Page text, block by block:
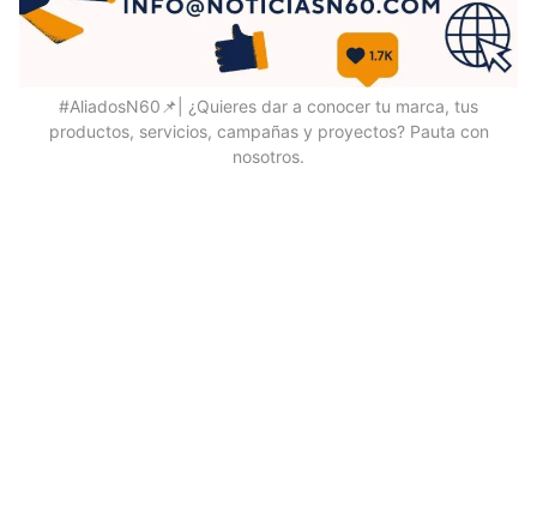
#AliadosN60📌| ¿Quieres dar a conocer tu marca, tus
productos, servicios, campañas y proyectos? Pauta con
nosotros.